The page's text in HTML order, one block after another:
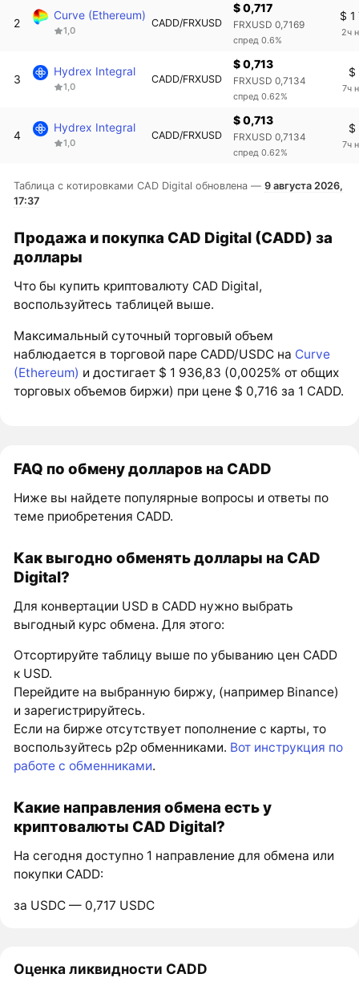
2
Curve (Ethereum)
1,0
CADD/FRXUSD
$ 0,717
FRXUSD 0,7169
спред 0.6%
$ 1
2ч
3
Hydrex Integral
1,0
CADD/FRXUSD
$ 0,713
FRXUSD 0,7134
спред 0.62%
$
7ч
4
Hydrex Integral
1,0
CADD/FRXUSD
$ 0,713
FRXUSD 0,7134
спред 0.62%
$
7ч
Таблица с котировками CAD Digital обновлена —9 августа 2026,
17:37
Продажа и покупка CAD Digital (CADD) за
доллары
Что бы купить криптовалюту CAD Digital,
воспользуйтесь таблицей выше.
Максимальный суточный торговый объем
наблюдается в торговой паре CADD/USDC на Curve
(Ethereum) и достигает $ 1 936,83 (0,0025% от общих
торговых объемов биржи) при цене $ 0,716 за 1 CADD.
FAQ по обмену долларов на CADD
Ниже вы найдете популярные вопросы и ответы по
теме приобретения CADD.
Как выгодно обменять доллары на CAD
Digital?
Для конвертации USD в CADD нужно выбрать
выгодный курс обмена. Для этого:
Отсортируйте таблицу выше по убыванию цен CADD
к USD.
Перейдите на выбранную биржу, (например Binance)
и зарегистрируйтесь.
Если на бирже отсутствует пополнение с карты, то
воспользуйтесь p2p обменниками. Вот инструкция по
работе с обменниками.
Какие направления обмена есть у
криптовалюты CAD Digital?
На сегодня доступно 1 направление для обмена или
покупки CADD:
за USDC — 0,717 USDC
Оценка ликвидности CADD